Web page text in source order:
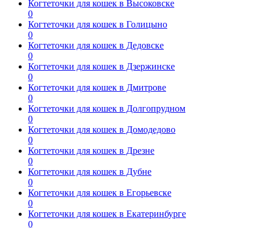
Когтеточки для кошек в Высоковске
0
Когтеточки для кошек в Голицыно
0
Когтеточки для кошек в Дедовске
0
Когтеточки для кошек в Дзержинске
0
Когтеточки для кошек в Дмитрове
0
Когтеточки для кошек в Долгопрудном
0
Когтеточки для кошек в Домодедово
0
Когтеточки для кошек в Дрезне
0
Когтеточки для кошек в Дубне
0
Когтеточки для кошек в Егорьевске
0
Когтеточки для кошек в Екатеринбурге
0